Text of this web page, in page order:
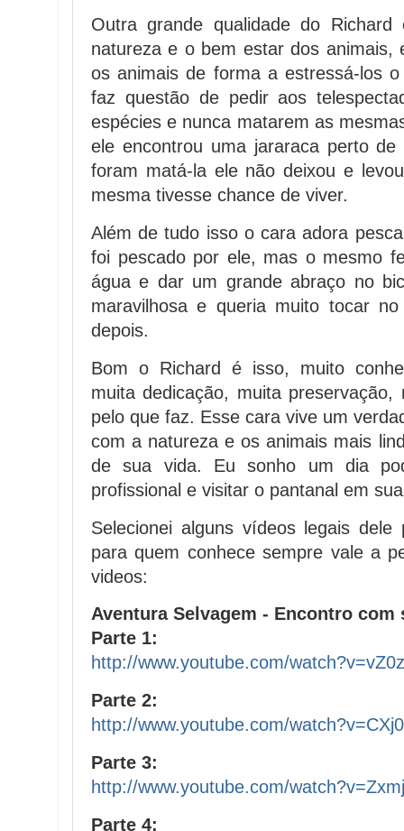
Outra grande qualidade do
natureza e o bem estar dos animais,
os animais de forma a estressá-los
faz questão de pedir aos
espécies e nunca matarem as
ele encontrou uma jararaca perto
foram matá-la ele não deixou e
mesma tivesse chance de viver.
Além de tudo isso o cara adora
foi pescado por ele, mas o mesmo
água e dar um grande abraço no
maravilhosa e queria muito tocar
depois.
Bom o Richard é isso, muito
muita dedicação, muita
pelo que faz. Esse cara vive um
com a natureza e os animais mais
de sua vida. Eu sonho um dia
profissional e visitar o pantanal em
Selecionei alguns vídeos legais
para quem conhece sempre vale a
videos:
Aventura Selvagem - Encontro com
Parte 1:
http://www.youtube.com/
Parte 2:
http://www.youtube.com/
Parte 3:
http://www.youtube.com/
Parte 4: